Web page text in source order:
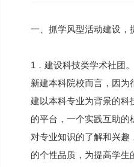
一、抓学风型活动建设，
1．建设科技类学术社团
新建本科院校而言，因
建以本科专业为背景的科
的平台，一个实践互助
对专业知识的了解和兴
的个性品质，为提高学